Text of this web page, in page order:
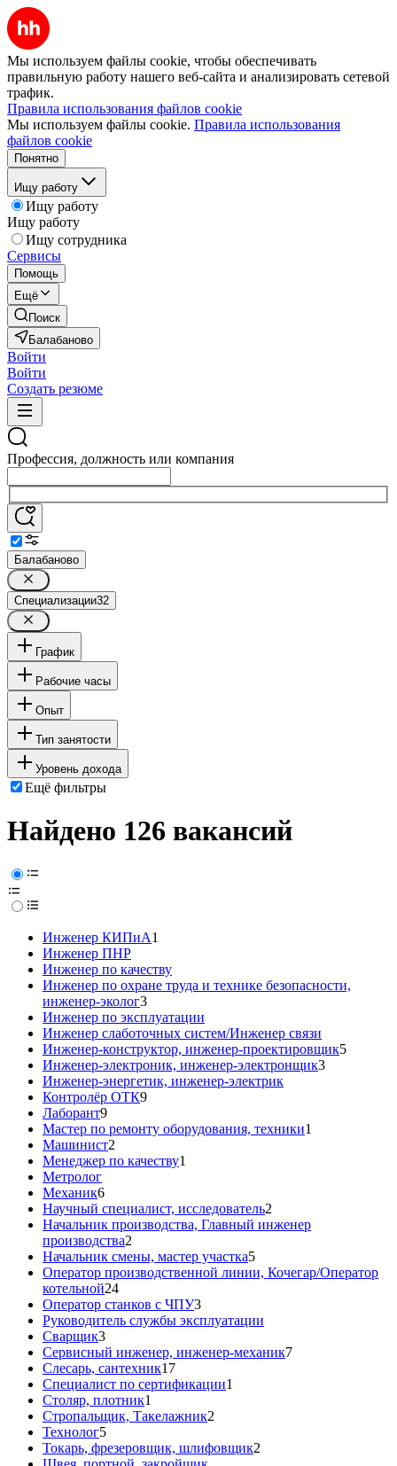
Мы используем файлы cookie, чтобы обеспечивать
правильную работу нашего веб-сайта и анализировать сетевой
трафик.
Правила использования файлов cookie
Мы используем файлы cookie. Правила использования
файлов cookie
Понятно
Ищу работу
Ищу работу
Ищу работу
Ищу сотрудника
Сервисы
Помощь
Ещё
Поиск
Балабаново
Войти
Войти
Создать резюме
Профессия, должность или компания
Балабаново
Специализации32
График
Рабочие часы
Опыт
Тип занятости
Уровень дохода
Ещё фильтры
Найдено 126 вакансий
Инженер КИПиА1
Инженер ПНР
Инженер по качеству
Инженер по охране труда и технике безопасности,
инженер-эколог3
Инженер по эксплуатации
Инженер слаботочных систем/Инженер связи
Инженер-конструктор, инженер-проектировщик5
Инженер-электроник, инженер-электронщик3
Инженер-энергетик, инженер-электрик
Контролёр ОТК9
Лаборант9
Мастер по ремонту оборудования, техники1
Машинист2
Менеджер по качеству1
Метролог
Механик6
Научный специалист, исследователь2
Начальник производства, Главный инженер
производства2
Начальник смены, мастер участка5
Оператор производственной линии, Кочегар/Оператор
котельной24
Оператор станков с ЧПУ3
Руководитель службы эксплуатации
Сварщик3
Сервисный инженер, инженер-механик7
Слесарь, сантехник17
Специалист по сертификации1
Столяр, плотник1
Стропальщик, Такелажник2
Технолог5
Токарь, фрезеровщик, шлифовщик2